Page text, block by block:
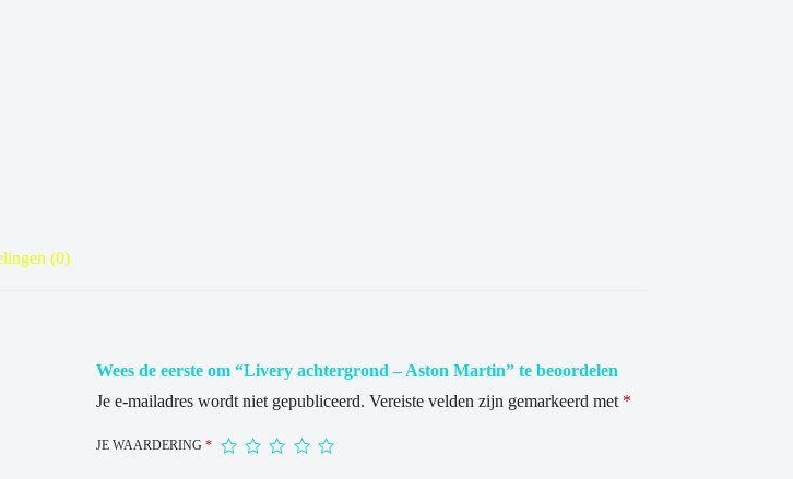
(0)
Wees de eerste om “Livery achtergrond – Aston Martin” te beoordelen
Je e-mailadres wordt niet gepubliceerd. Vereiste velden zijn gemarkeerd met *
JE WAARDERING *